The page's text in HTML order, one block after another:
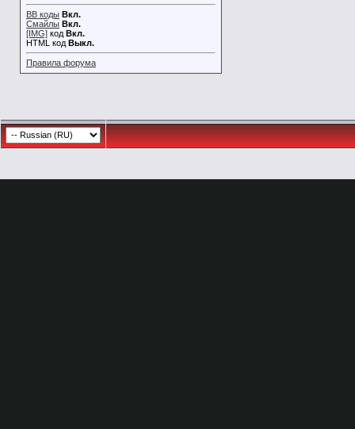
BB коды Вкл.
Смайлы Вкл.
[IMG] код Вкл.
HTML код Выкл.
Правила форума